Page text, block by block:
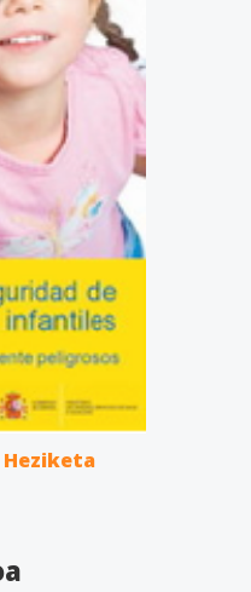
Heziketa